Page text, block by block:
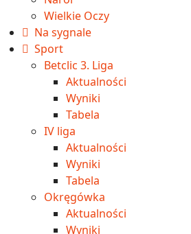
Wielkie Oczy
Na sygnale
Sport
Betclic 3. Liga
Aktualności
Wyniki
Tabela
IV liga
Aktualności
Wyniki
Tabela
Okręgówka
Aktualności
Wyniki